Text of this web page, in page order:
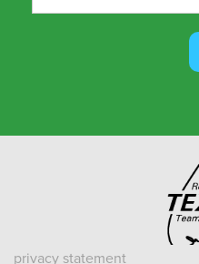
privacy statement